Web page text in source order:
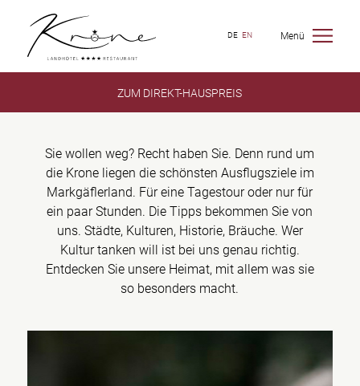
Menü
DE EN
ZUM DIREKT-HAUSPREIS
Sie wollen weg? Recht haben Sie.​ Denn rund um
die Krone liegen die schönsten Ausflugsziele im
Markgäflerland.​ Für eine Tagestour oder nur für
ein paar Stunden.​ Die Tipps bekommen Sie von
uns. Städte, Kulturen, Historie, Bräuche. Wer
Kultur tanken will ist bei uns genau richtig.
Entdecken Sie unsere Heimat, mit allem was sie
so besonders macht.